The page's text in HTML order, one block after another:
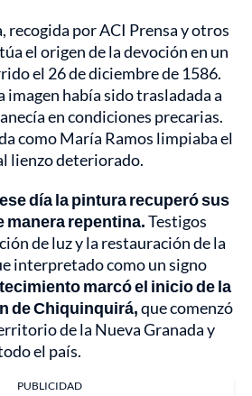
recogida por ACI Prensa y otros
el origen de la devoción en un
el 26 de diciembre de 1586.
imagen había sido trasladada a
en condiciones precarias.
como María Ramos limpiaba el
lienzo deteriorado.
ese día la pintura recuperó sus
manera repentina.Testigos
de luz y la restauración de la
interpretado como un signo
marcó el inicio de la
de Chiquinquirá,que comenzó
de la Nueva Granada y
el país.
PUBLICIDAD